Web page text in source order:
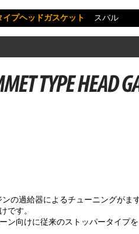
イプヘッドガスケット スバル
ンの過給器によるチューニングが
です。
ン向けに従来のストッパータイプ